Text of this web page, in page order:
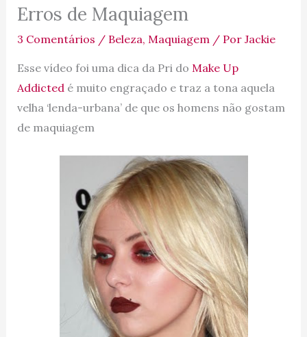
Erros de Maquiagem
3 Comentários / Beleza, Maquiagem/ Por Jackie
Esse vídeo foi uma dica da Pri do Make Up
Addictedé muito engraçado e traz a tona aquela
velha ‘lenda-urbana’ de que os homens não gostam
de maquiagem